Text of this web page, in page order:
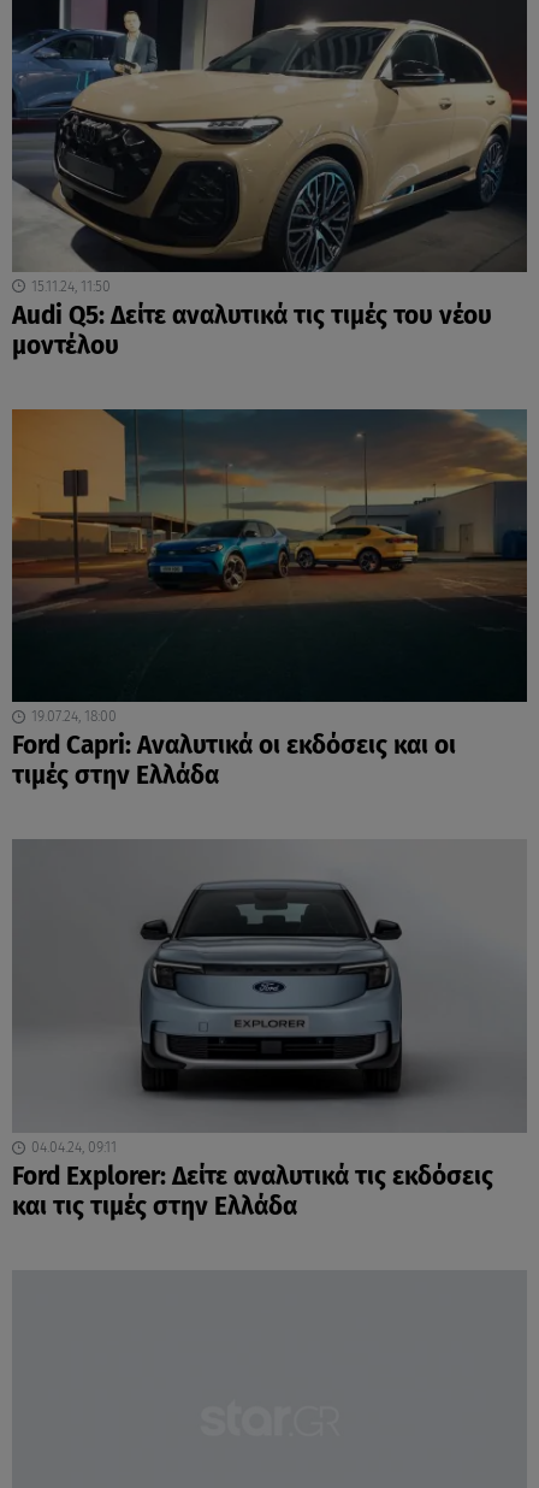
15.11.24, 11:50
Audi Q5: Δείτε αναλυτικά τις τιμές του νέου
μοντέλου
19.07.24, 18:00
Ford Capri: Αναλυτικά οι εκδόσεις και οι
τιμές στην Ελλάδα
04.04.24, 09:11
Ford Explorer: Δείτε αναλυτικά τις εκδόσεις
και τις τιμές στην Ελλάδα